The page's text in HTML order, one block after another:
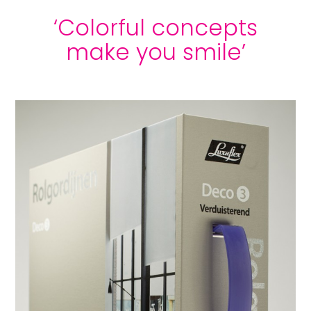
‘Colorful concepts
make you smile’